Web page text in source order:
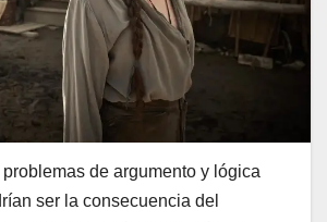
de argumento y lógica
ser la consecuencia del